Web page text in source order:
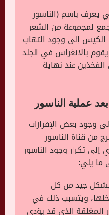
يعرف باسم (الناسور
لمجموعة من الشعر
إلى وجود التهاب
بالانغراس في الجلد
عند نهاية
عملية الناسور
وجود بعض الإفرازات
من قناة الناسور
إلى تكرار وجود الناسور
ما يلي:
بشكل جيد من كل
ويتسبب ذلك في
المغلقة الذي قد يؤدي